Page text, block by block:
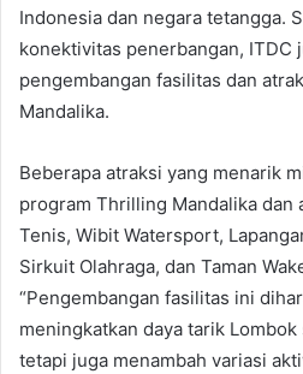
Indonesia dan negara tetangga.
konektivitas penerbangan, ITDC
pengembangan fasilitas dan
Mandalika.
Beberapa atraksi yang menarik
program Thrilling Mandalika dan
Tenis, Wibit Watersport,
Sirkuit Olahraga, dan Taman
“Pengembangan fasilitas ini
meningkatkan daya tarik
tetapi juga menambah variasi